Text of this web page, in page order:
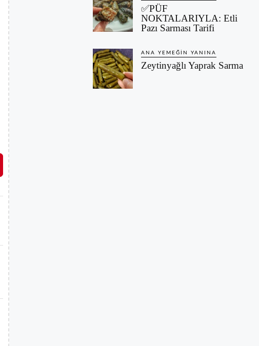
✅PÜF
NOKTALARIYLA: Etli
Pazı Sarması Tarifi
ANA YEMEĞIN YANINA
Zeytinyağlı Yaprak Sarma